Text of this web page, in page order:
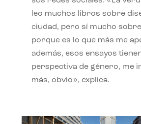
leo muchos libros sobre
ciudad, pero sí mucho
porque es lo que más me
además, esos ensayos
perspectiva de género, me
más, obvio», explica.